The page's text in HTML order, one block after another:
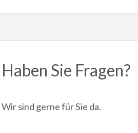
Haben Sie Fragen?
Wir sind gerne für Sie da.